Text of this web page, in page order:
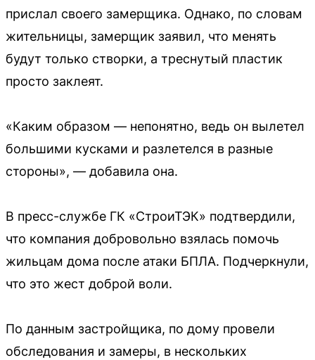
прислал своего замерщика. Однако, по словам
жительницы, замерщик заявил, что менять
будут только створки, а треснутый пластик
просто заклеят.
«Каким образом — непонятно, ведь он вылетел
большими кусками и разлетелся в разные
стороны», — добавила она.
В пресс-службе ГК «СтроиТЭК» подтвердили,
что компания добровольно взялась помочь
жильцам дома после атаки БПЛА. Подчеркнули,
что это жест доброй воли.
По данным застройщика, по дому провели
обследования и замеры, в нескольких